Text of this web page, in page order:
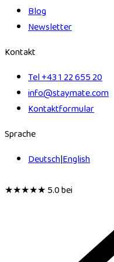
Blog
Newsletter
Kontakt
Tel +43 1 22 655 20
info@staymate.com
Kontakt­formular
Sprache
Deutsch|English
★★★★★5.0 bei